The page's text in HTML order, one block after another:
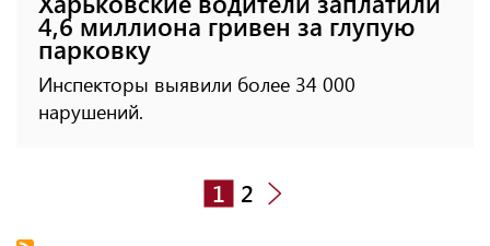
4,6 миллиона гривен за глупую
парковку
Инспекторы выявили более 34 000
нарушений.
1 2